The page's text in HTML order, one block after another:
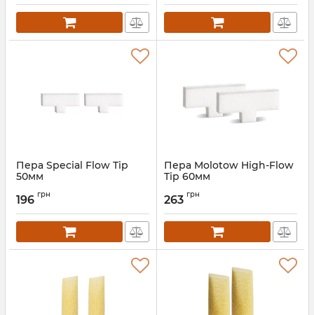
Пера Special Flow Tip
50мм
196 грн
Пера Molotow High-Flow
Tip 60мм
263 грн